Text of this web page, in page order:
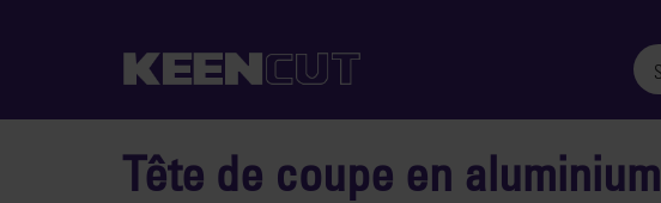
Tête de coupe en aluminium